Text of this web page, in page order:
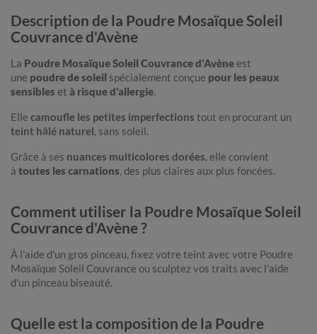
Description de la Poudre Mosaïque Soleil
Couvrance d'Avène
La Poudre Mosaïque Soleil Couvrance d'Avèneest
une poudre de soleil spécialement conçue pour les peaux
sensibles et à risque d'allergie.
Elle camoufle les petites imperfections tout en procurant un
teint hâlé naturel, sans soleil.
Grâce à ses nuances multicolores dorées, elle convient
à toutes les carnations, des plus claires aux plus foncées.
Comment utiliser la Poudre Mosaïque Soleil
Couvrance d'Avène ?
À l'aide d'un gros pinceau, fixez votre teint avec votre Poudre
Mosaïque Soleil Couvrance ou sculptez vos traits avec l'aide
d'un pinceau biseauté.
Quelle est la composition de la Poudre